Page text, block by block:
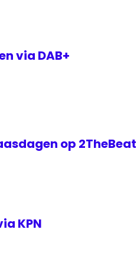
via DAB+
op 2TheBeat
KPN